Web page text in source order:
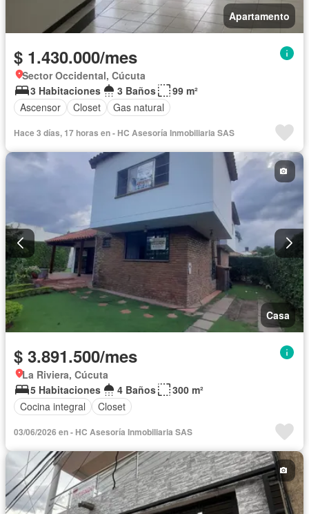
Apartamento
$ 1.430.000/mes
Sector Occidental, Cúcuta
3 Habitaciones
3 Baños
99 m²
Ascensor
Closet Gas natural
Hace 3 días, 17 horas en - HC Asesoría Inmobiliaria SAS
Casa
$ 3.891.500/mes
La Riviera, Cúcuta
5 Habitaciones
4 Baños
300 m²
Cocina integral
Closet
03/06/2026 en - HC Asesoría Inmobiliaria SAS